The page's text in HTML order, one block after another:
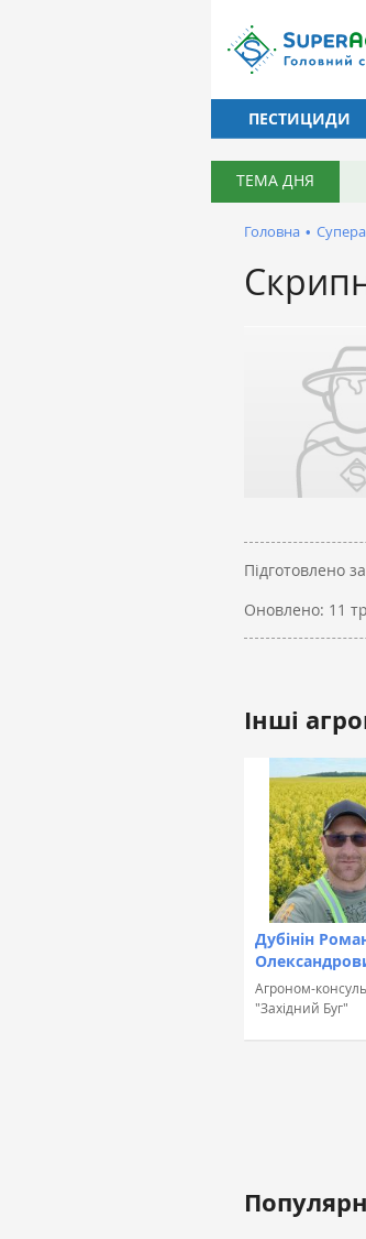
ПЕСТИЦИДИ
ТЕМА ДНЯ
Головна •
Підготовлено
Оновлено: 11
Інші
Дубінін
Агроном-
"Західний Буг"